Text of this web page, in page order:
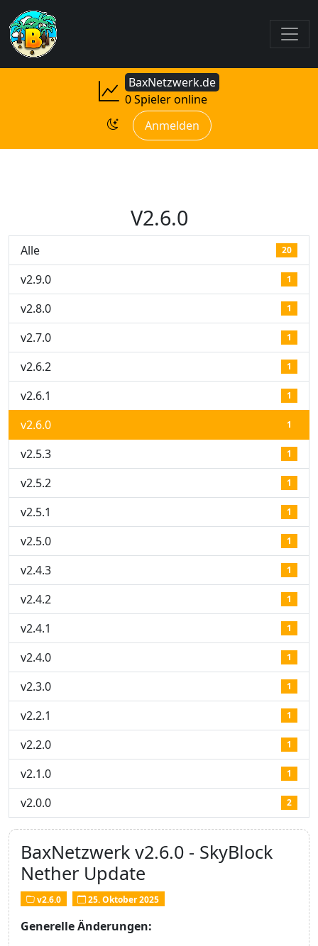
BaxNetzwerk.de
0 Spieler online
Anmelden
V2.6.0
Alle 20
v2.9.0 1
v2.8.0 1
v2.7.0 1
v2.6.2 1
v2.6.1 1
v2.6.0 1
v2.5.3 1
v2.5.2 1
v2.5.1 1
v2.5.0 1
v2.4.3 1
v2.4.2 1
v2.4.1 1
v2.4.0 1
v2.3.0 1
v2.2.1 1
v2.2.0 1
v2.1.0 1
v2.0.0 2
BaxNetzwerk v2.6.0 - SkyBlock
Nether Update
v2.6.0 25. Oktober 2025
Generelle Änderungen: